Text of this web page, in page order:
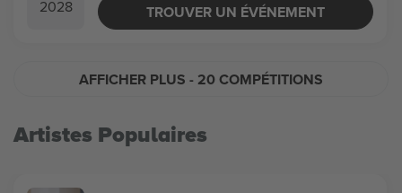
2028
TROUVER UN ÉVÉNEMENT
AFFICHER PLUS - 20 COMPÉTITIONS
Artistes Populaires